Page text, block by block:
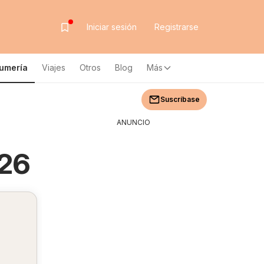
Iniciar sesión Registrarse
Viajes Otros Blog Más
Suscríbase
ANUNCIO